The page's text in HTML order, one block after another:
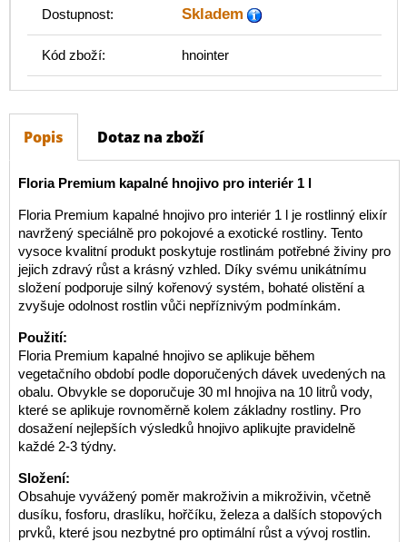
Dostupnost: Skladem
Kód zboží: hnointer
Popis Dotaz na zboží
Floria Premium kapalné hnojivo pro interiér 1 l
Floria Premium kapalné hnojivo pro interiér 1 l je rostlinný elixír
navržený speciálně pro pokojové a exotické rostliny. Tento
vysoce kvalitní produkt poskytuje rostlinám potřebné živiny pro
jejich zdravý růst a krásný vzhled. Díky svému unikátnímu
složení podporuje silný kořenový systém, bohaté olistění a
zvyšuje odolnost rostlin vůči nepříznivým podmínkám.
Použití:
Floria Premium kapalné hnojivo se aplikuje během
vegetačního období podle doporučených dávek uvedených na
obalu. Obvykle se doporučuje 30 ml hnojiva na 10 litrů vody,
které se aplikuje rovnoměrně kolem základny rostliny. Pro
dosažení nejlepších výsledků hnojivo aplikujte pravidelně
každé 2-3 týdny.
Složení:
Obsahuje vyvážený poměr makroživin a mikroživin, včetně
dusíku, fosforu, draslíku, hořčíku, železa a dalších stopových
prvků, které jsou nezbytné pro optimální růst a vývoj rostlin.